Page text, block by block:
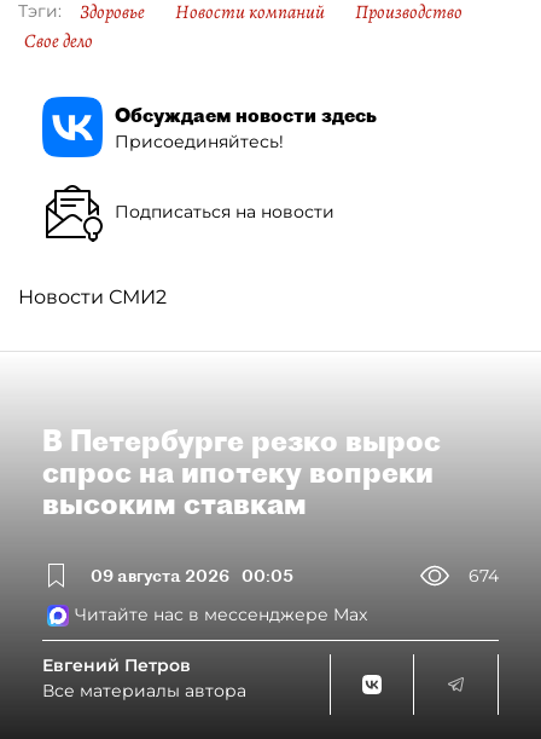
Тэги: Здоровье Новости компаний
Производство
Свое дело
Обсуждаем новости здесь
Присоединяйтесь!
Подписаться на новости
Новости СМИ2
В Петербурге резко вырос
спрос на ипотеку вопреки
высоким ставкам
09 августа 2026 00:05
674
Читайте нас в мессенджере Max
Евгений Петров
Все материалы автора